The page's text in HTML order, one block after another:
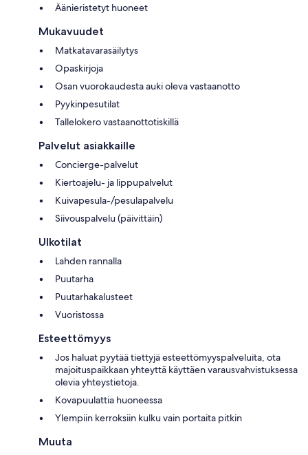
Äänieristetyt huoneet
Mukavuudet
Matkatavarasäilytys
Opaskirjoja
Osan vuorokaudesta auki oleva vastaanotto
Pyykinpesutilat
Tallelokero vastaanottotiskillä
Palvelut asiakkaille
Concierge-palvelut
Kiertoajelu- ja lippupalvelut
Kuivapesula-/pesulapalvelu
Siivouspalvelu (päivittäin)
Ulkotilat
Lahden rannalla
Puutarha
Puutarhakalusteet
Vuoristossa
Esteettömyys
Jos haluat pyytää tiettyjä esteettömyyspalveluita, ota
majoituspaikkaan yhteyttä käyttäen varausvahvistuksessa
olevia yhteystietoja.
Kovapuulattia huoneessa
Ylempiin kerroksiin kulku vain portaita pitkin
Muuta